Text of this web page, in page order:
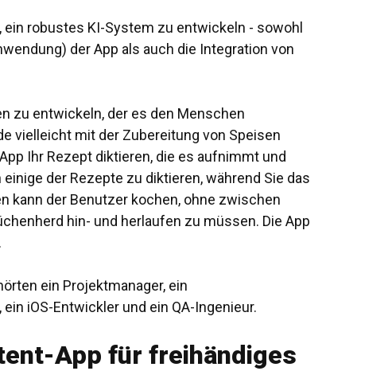
robustes KI-System zu entwickeln - sowohl
der App als auch die Integration von
zu entwickeln, der es den Menschen
vielleicht mit der Zubereitung von Speisen
Ihr Rezept diktieren, die es aufnimmt und
der Rezepte zu diktieren, während Sie das
kann der Benutzer kochen, ohne zwischen
hin- und herlaufen zu müssen. Die App
ein Projektmanager, ein
iOS-Entwickler und ein QA-Ingenieur.
App für freihändiges